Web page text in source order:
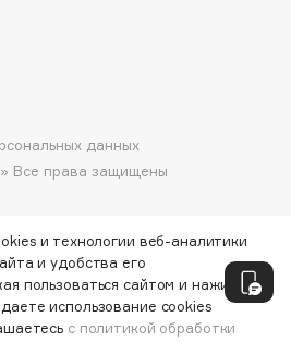
Все права защищены
данных
и технологии веб-аналитики
и удобства его
пользоваться сайтом и нажимая
использование cookies
с политикой обработки